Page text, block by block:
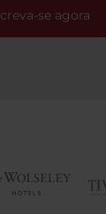
se agora